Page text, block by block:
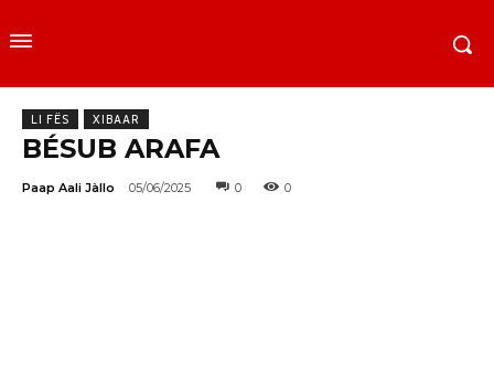
LI FËS XIBAAR
BÉSUB ARAFA
Paap Aali Jàllo 05/06/2025 0 0